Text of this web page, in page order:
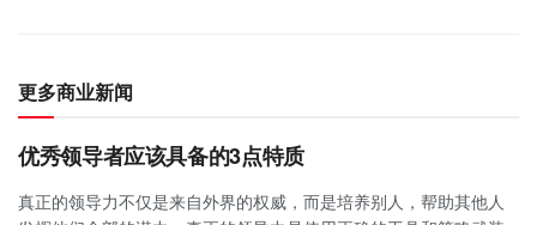
更多商业新闻
优秀领导者应该具备的3点特质
真正的领导力不仅是来自外界的权威，而是培养别人，帮助其他人